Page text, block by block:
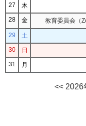
27
木
28
金 教育委員会（
29
土
30
日
31
月
<< 2026